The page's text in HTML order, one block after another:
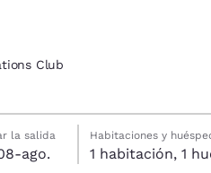
Club
la salida
ago.
out seleccionada
in seleccionada
Habitaciones y
1